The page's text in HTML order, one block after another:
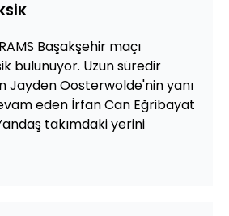
Başakşehir maçı
bulunuyor. Uzun süredir
Jayden Oosterwolde'nin yanı
eden İrfan Can Eğribayat
takımdaki yerini